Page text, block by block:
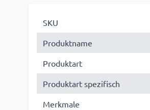
SKU
Produktname
Produktart
Produktart spezifisch
Merkmale